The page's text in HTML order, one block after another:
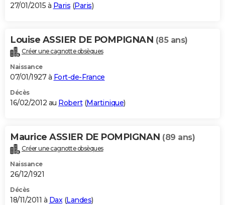
27/01/2015 à Paris (Paris)
Louise ASSIER DE POMPIGNAN (85 ans)
Créer une cagnotte obsèques
Naissance
07/01/1927 à Fort-de-France
Décès
16/02/2012 au Robert(Martinique)
Maurice ASSIER DE POMPIGNAN (89 ans)
Créer une cagnotte obsèques
Naissance
26/12/1921
Décès
18/11/2011 à Dax(Landes)